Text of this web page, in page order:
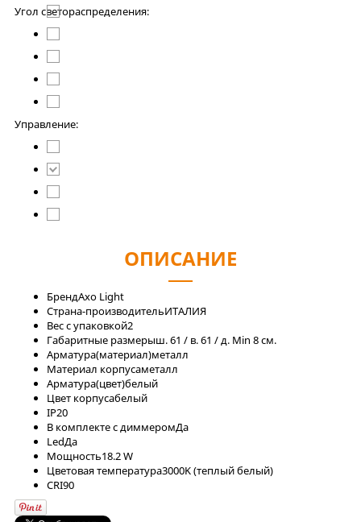
Угол светораспределения:
Управление:
ОПИСАНИЕ
БрендAxo Light
Страна-производительИТАЛИЯ
Вес с упаковкой2
Габаритные размерыш. 61 / в. 61 / д. Min 8 см.
Арматура(материал)металл
Материал корпусаметалл
Арматура(цвет)белый
Цвет корпусабелый
IP20
В комплекте с диммеромДа
LedДа
Мощность18.2 W
Цветовая температура3000K (теплый белый)
CRI90